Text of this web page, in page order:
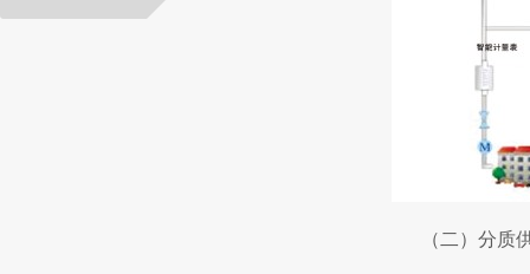
（二）分质